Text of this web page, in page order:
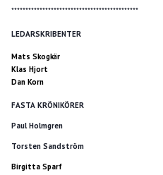
*********************************************
LEDARSKRIBENTER
Mats Skogkär
Klas Hjort
Dan Korn
FASTA KRÖNIKÖRER
Paul Holmgren
Torsten Sandström
Birgitta Sparf